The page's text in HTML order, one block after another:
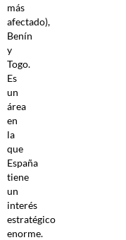
más
afectado),
Benín
y
Togo.
Es
un
área
en
la
que
España
tiene
un
interés
estratégico
enorme.